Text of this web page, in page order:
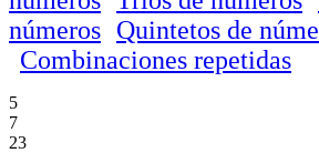
números Quintetos de
Combinaciones repetidas
5
7
23